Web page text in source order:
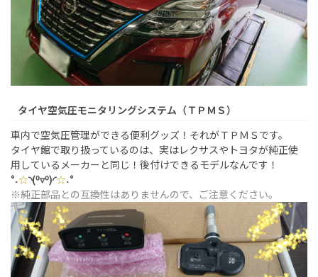
タイヤ空気圧モニタリングシステム（ＴＰＭＳ）
車内で空気圧管理ができる便利グッズ！それがＴＰＭＳです。
タイヤ館で取り扱っているのは、実はレクサスやトヨタが純正使
用しているメーカーと同じ！後付けできるモデルなんです！
°˖☆◝(⁰▿⁰)◜☆˖°
※純正部品との互換性はありませんので、ご注意ください。